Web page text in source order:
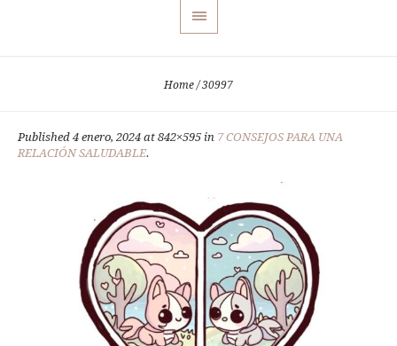
Home /30997
Published 4 enero, 2024 at 842×595 in 7 CONSEJOS PARA UNA
RELACIÓN SALUDABLE.